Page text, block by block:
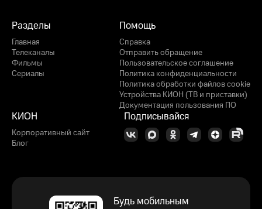
Разделы
Главная
Телеканалы
Фильмы
Сериалы
Помощь
Справка
Отправить обращение
Пользовательское соглашение
Политика конфиденциальности
Политика обработки файлов cookie
Устройства КИОН (ТВ и приставки)
Документация пользования ПО
КИОН
Корпоративный сайт
Блог
Подписывайся
Будь мобильным